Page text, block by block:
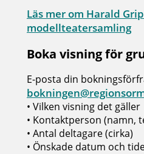
Läs mer om Harald
modellteatersamling
Boka visning för
E-posta din
• Vilken visning det gäller
• Kontaktperson (namn,
• Antal deltagare (cirka)
• Önskade datum och